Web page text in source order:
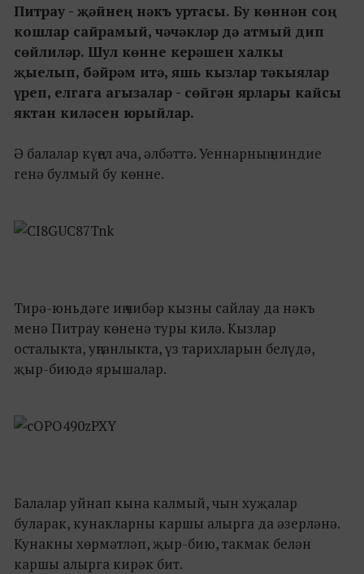
Питрау - җәйнең нәкъ уртасы. Бу көннән соң
кошлар сайрамый, чәчәкләр дә атмый дип
сөйлиләр. Шул көнне керәшен халкы
җыелып, бәйрәм итә, яшь кызлар тәкыялар
үреп, елгага агызалар - сөйгән ярлары кайсы
яктан киләсен юрыйлар.
Ә балалар күңел ача, әлбәттә. Уеннарның ниндие
генә булмый бу көнне.
Тирә-юньдәге иң чибәр кызны сайлау да нәкъ
менә Питрау көненә туры килә. Кызлар
осталыкта, уңганлыкта, үз тарихларын белүдә,
җыр-биюдә ярышалар.
Балалар уйнап кына калмый, чын хуҗалар
буларак, кунакларны каршы алырга да әзерләнә.
Кунакны хөрмәтләп, җыр-бию, такмак белән
каршы алырга кирәк бит.